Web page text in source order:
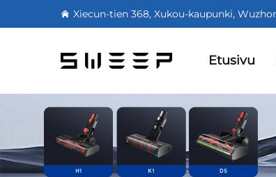
Xiecun-tien 368, Xukou-kaupunki,
Etusivu